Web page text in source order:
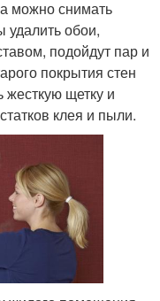
можно снимать
удалить обои,
подойдут пар и
покрытия стен
щетку и
клея и пыли.